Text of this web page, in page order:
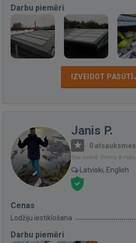
Darbu piemēri
IZVEIDOT
Janis P.
· 0 atsauksmes
Bija vietnē: Pirms 8 mēn.
Latviski, English
Cenas
Lodžiju iestiklošana
Darbu piemēri